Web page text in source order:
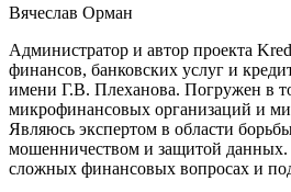
Вячеслав Орман
Администратор и автор проекта
финансов, банковских услуг и
имени Г.В. Плеханова. Погружен в
микрофинансовых организаций и
Являюсь экспертом в области
мошенничеством и защитой данных.
сложных финансовых вопросах и